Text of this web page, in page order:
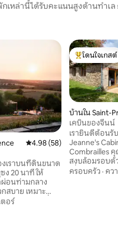
เหล่านี้ได้รับคะแนนสูงด้านทำเ
คะแนนเฉลี่ย 4.98 จาก 5, 58
4.98 (58)
เราบนที่ดินขนาด
ง 20 นาที ให้
ผ่อนท่ามกลาง
เหมาะ
นักเดินทางที่
อร์
โดนใจเกสต์ที่
โดนใจเกสต์
บ้านใน Saint-
mps
เคบินของจีนน์
เรายินดีต้อนรั
Jeanne's Cabin ตั้งอยู่ใจกลาง
Combrailles
สงบล้อมรอบด้วยธรร
เยี่ยมของกิจกร
เดินหรือการปั่
ครอบครัว · คว